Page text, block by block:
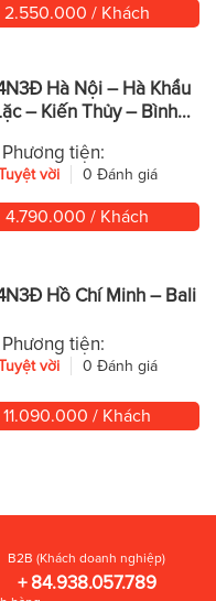
2.550.000 / Khách
Hà Nội – Hà Khẩu
– Kiến Thủy – Bình
Mông Tự
Phương tiện:
vời 0 Đánh giá
4.790.000 / Khách
Hồ Chí Minh – Bali
Phương tiện:
vời 0 Đánh giá
11.090.000 / Khách
B2B (Khách doanh nghiệp)
+ 84.938.057.789